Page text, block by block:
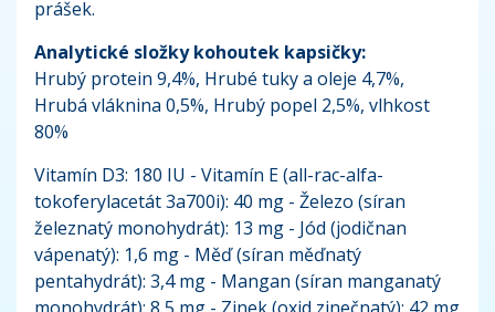
prášek.
Analytické složky kohoutek kapsičky:
Hrubý protein 9,4%, Hrubé tuky a oleje 4,7%,
Hrubá vláknina 0,5%, Hrubý popel 2,5%, vlhkost
80%
Vitamín D3: 180 IU - Vitamín E (all-rac-alfa-
tokoferylacetát 3a700i): 40 mg - Železo (síran
železnatý monohydrát): 13 mg - Jód (jodičnan
vápenatý): 1,6 mg - Měď (síran měďnatý
pentahydrát): 3,4 mg - Mangan (síran manganatý